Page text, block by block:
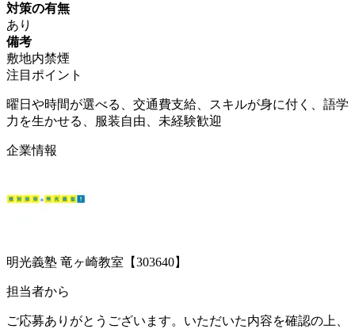
対策の有無
あり
備考
敷地内禁煙
注目ポイント
曜日や時間が選べる、交通費支給、スキルが身に付く、語学
力を生かせる、服装自由、未経験歓迎
企業情報
明光義塾 竜ヶ崎教室【303640】
担当者から
ご応募ありがとうございます。いただいた内容を確認の上、